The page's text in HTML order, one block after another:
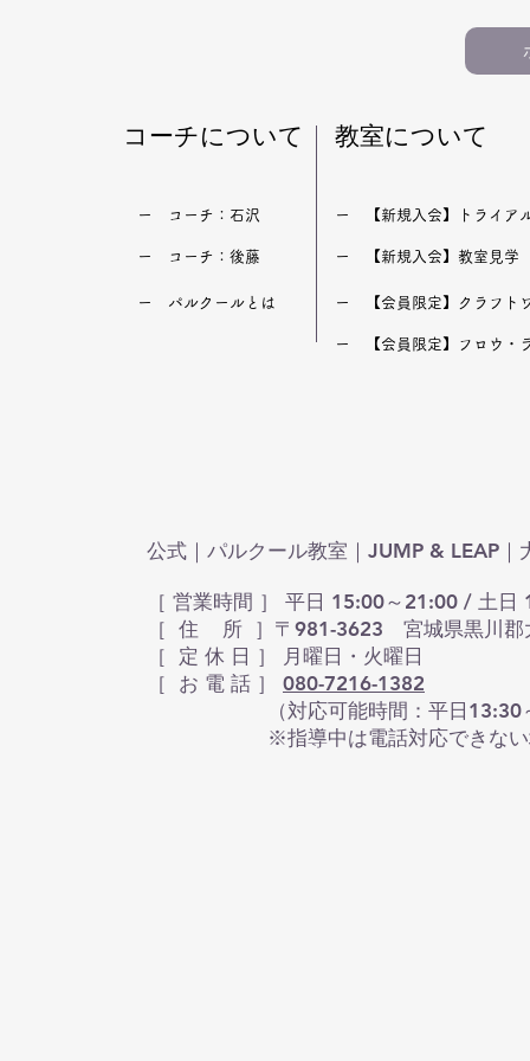
生・習い
​コーチについて ​教室について
​ー コーチ：石沢 ー 【新規入会】トライア
​ー コーチ：後藤 ​ー 【新規入会】教室見学
​ー パルクールとは ー 【会員限定】クラフト
ー 【会員限定】フロウ・
公式｜パルクール教室｜JUMP & LEAP｜
［ 営業時間 ］ 平日 15:00～21:00 / 土日
［ 住 所 ］〒981-3623 宮城県黒川郡
​［ 定 休 日 ］ 月曜日・火曜日
［ お 電 話 ］ 080-7216-1382
（対応可能時間：平日13:30～
※指導中は電話対応できない場合